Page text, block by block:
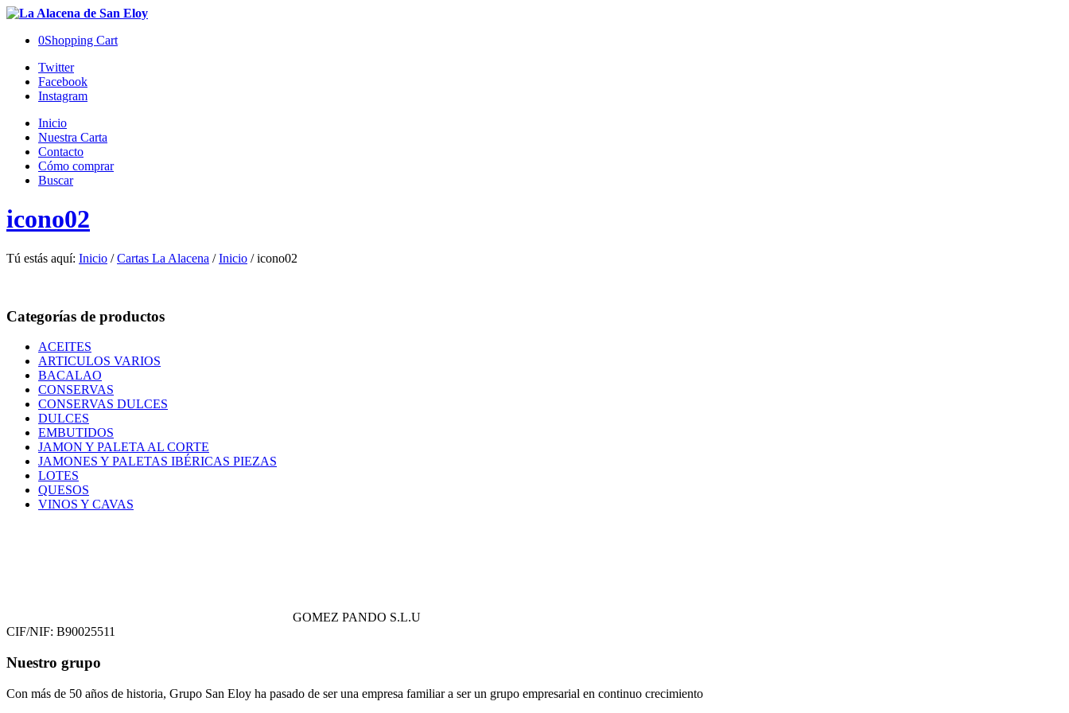
0Shopping Cart
Twitter
Facebook
Instagram
Inicio
Nuestra Carta
Contacto
Cómo comprar
Buscar
icono02
Tú estás aquí: Inicio / Cartas La Alacena / Inicio / icono02
Categorías de productos
ACEITES
ARTICULOS VARIOS
BACALAO
CONSERVAS
CONSERVAS DULCES
DULCES
EMBUTIDOS
JAMON Y PALETA AL CORTE
JAMONES Y PALETAS IBÉRICAS PIEZAS
LOTES
QUESOS
VINOS Y CAVAS
GOMEZ PANDO S.L.U
CIF/NIF: B90025511
Nuestro grupo
Con más de 50 años de historia, Grupo San Eloy ha pasado de ser una empresa familiar a ser un grupo empresarial en continuo crecimiento